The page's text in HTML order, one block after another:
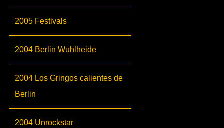
2005 Festivals
2004 Berlin Wuhlheide
2004 Los Gringos calientes de
Berlin
2004 Unrockstar